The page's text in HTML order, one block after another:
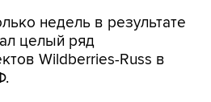
недель в результате
целый ряд
Wildberries-Russ в